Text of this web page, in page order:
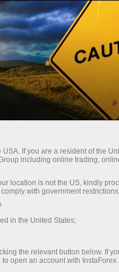
সংবাদ
চান, প্রতিযোগিতা এবং
সবচেয়ে গুরুত্বপূর্ণ দরকারী এবং
খবর পৃষ্ঠা, আপনাকে
If you are a resident of the
including online trading,
location is not the US, kindly
with government
in the United States;
the relevant button below. If
open an account with InstaForex